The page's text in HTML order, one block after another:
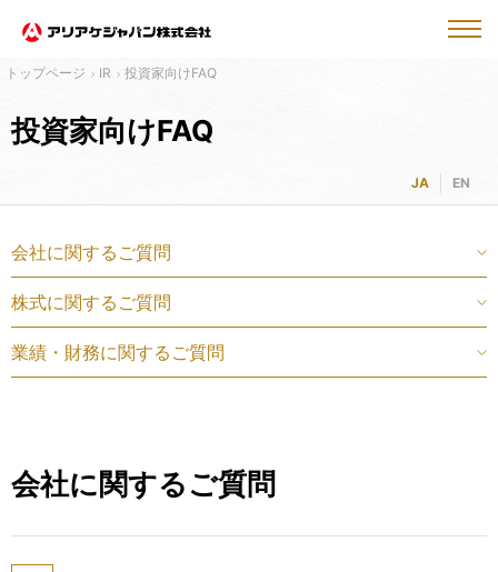
IR 投資家向けFAQ
投資家向けFAQ
JA EN
会社に関するご質問
株式に関するご質問
業績・財務に関するご質問
会社に関するご質問